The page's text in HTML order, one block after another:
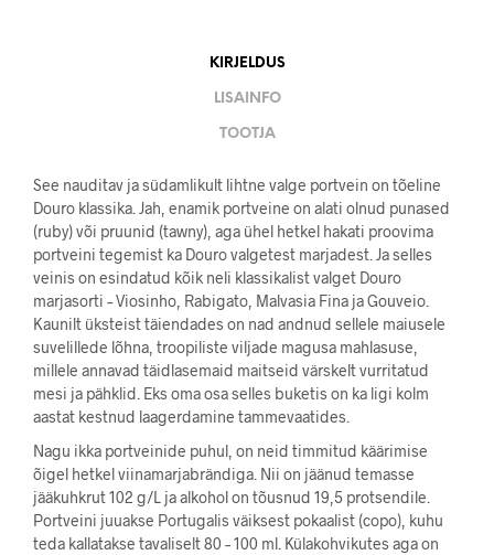
KIRJELDUS
LISAINFO
TOOTJA
See nauditav ja südamlikult lihtne valge portvein on tõeline
Douro klassika. Jah, enamik portveine on alati olnud punased
(ruby) või pruunid (tawny), aga ühel hetkel hakati proovima
portveini tegemist ka Douro valgetest marjadest. Ja selles
veinis on esindatud kõik neli klassikalist valget Douro
marjasorti – Viosinho, Rabigato, Malvasia Fina ja Gouveio.
Kaunilt üksteist täiendades on nad andnud sellele maiusele
suvelillede lõhna, troopiliste viljade magusa mahlasuse,
millele annavad täidlasemaid maitseid värskelt vurritatud
mesi ja pähklid. Eks oma osa selles buketis on ka ligi kolm
aastat kestnud laagerdamine tammevaatides.
Nagu ikka portveinide puhul, on neid timmitud käärimise
õigel hetkel viinamarjabrändiga. Nii on jäänud temasse
jääkuhkrut 102 g/L ja alkohol on tõusnud 19,5 protsendile.
Portveini juuakse Portugalis väiksest pokaalist (copo), kuhu
teda kallatakse tavaliselt 80 – 100 ml. Külakohvikutes aga on